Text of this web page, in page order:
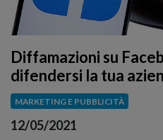
Diffamazioni su
difendersi la tua
MARKETING E PUBBLICITÀ
12/05/2021